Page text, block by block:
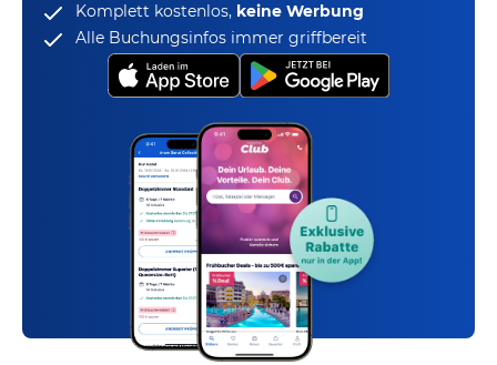
Komplett kostenlos, keine Werbung
Alle Buchungsinfos immer griffbereit